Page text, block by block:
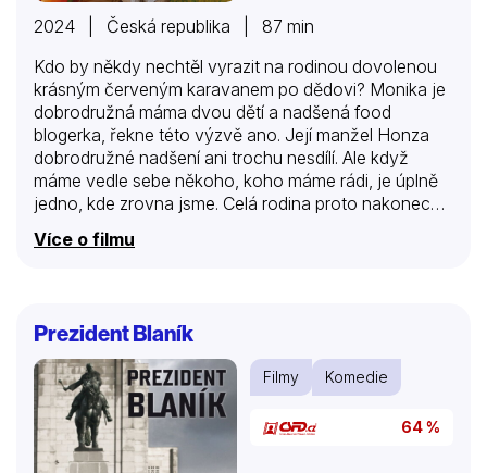
2024 | Česká republika | 87 min
Kdo by někdy nechtěl vyrazit na rodinou dovolenou
krásným červeným karavanem po dědovi? Monika je
dobrodružná máma dvou dětí a nadšená food
blogerka, řekne této výzvě ano. Její manžel Honza
dobrodružné nadšení ani trochu nesdílí. Ale když
máme vedle sebe někoho, koho máme rádi, je úplně
jedno, kde zrovna jsme. Celá rodina proto nakonec
že je Jadran doslova na dosah, cesta se může
Více o filmu
Prezident Blaník
Filmy Komedie
64 %